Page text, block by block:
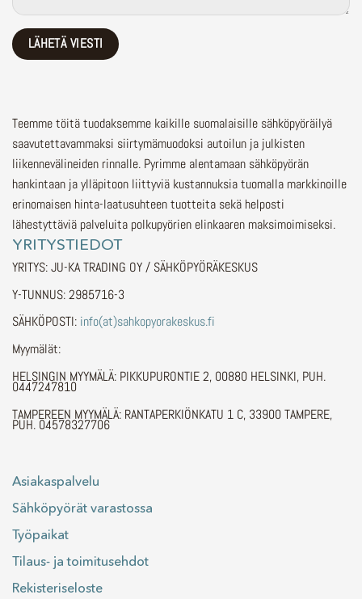
Teemme töitä tuodaksemme kaikille suomalaisille sähköpyöräilyä
saavutettavammaksi siirtymämuodoksi autoilun ja julkisten
liikennevälineiden rinnalle. Pyrimme alentamaan sähköpyörän
hankintaan ja ylläpitoon liittyviä kustannuksia tuomalla markkinoille
erinomaisen hinta-laatusuhteen tuotteita sekä helposti
lähestyttäviä palveluita polkupyörien elinkaaren maksimoimiseksi.
YRITYSTIEDOT
YRITYS: JU-KA TRADING OY / SÄHKÖPYÖRÄKESKUS
Y-TUNNUS: 2985716-3
SÄHKÖPOSTI: info(at)sahkopyorakeskus.fi
Myymälät:
HELSINGIN MYYMÄLÄ: PIKKUPURONTIE 2, 00880 HELSINKI, PUH.
0447247810
TAMPEREEN MYYMÄLÄ: RANTAPERKIÖNKATU 1 C, 33900 TAMPERE,
PUH. 04578327706
Asiakaspalvelu
Sähköpyörät varastossa
Työpaikat
Tilaus- ja toimitusehdot
Rekisteriseloste